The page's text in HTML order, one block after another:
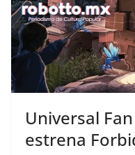
Universal
estrena